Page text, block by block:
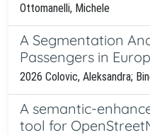
Ottomanelli, Michele
A Segmentation
Passengers in
2026 Colovic, Aleksandra;
A semantic-
tool for